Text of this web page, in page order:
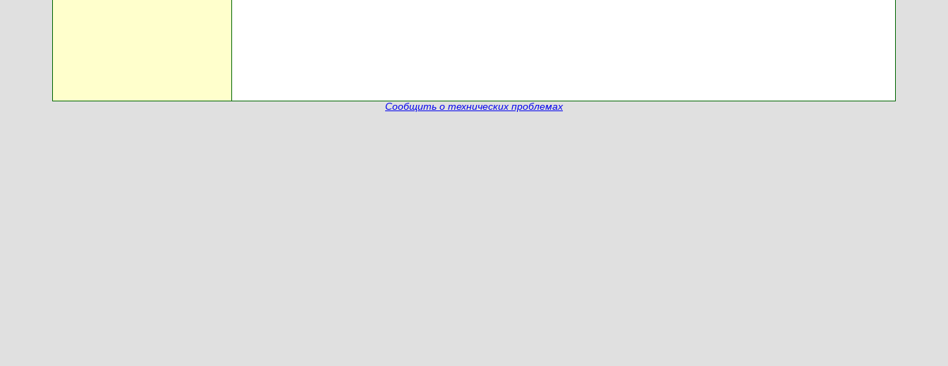
Сообщить о технических проблемах